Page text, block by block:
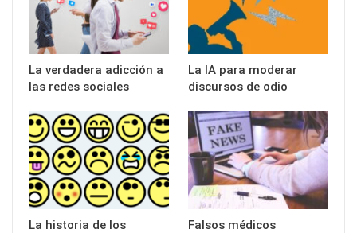
La verdadera adicción a
las redes sociales
La IA para moderar
discursos de odio
La historia de los
Falsos médicos